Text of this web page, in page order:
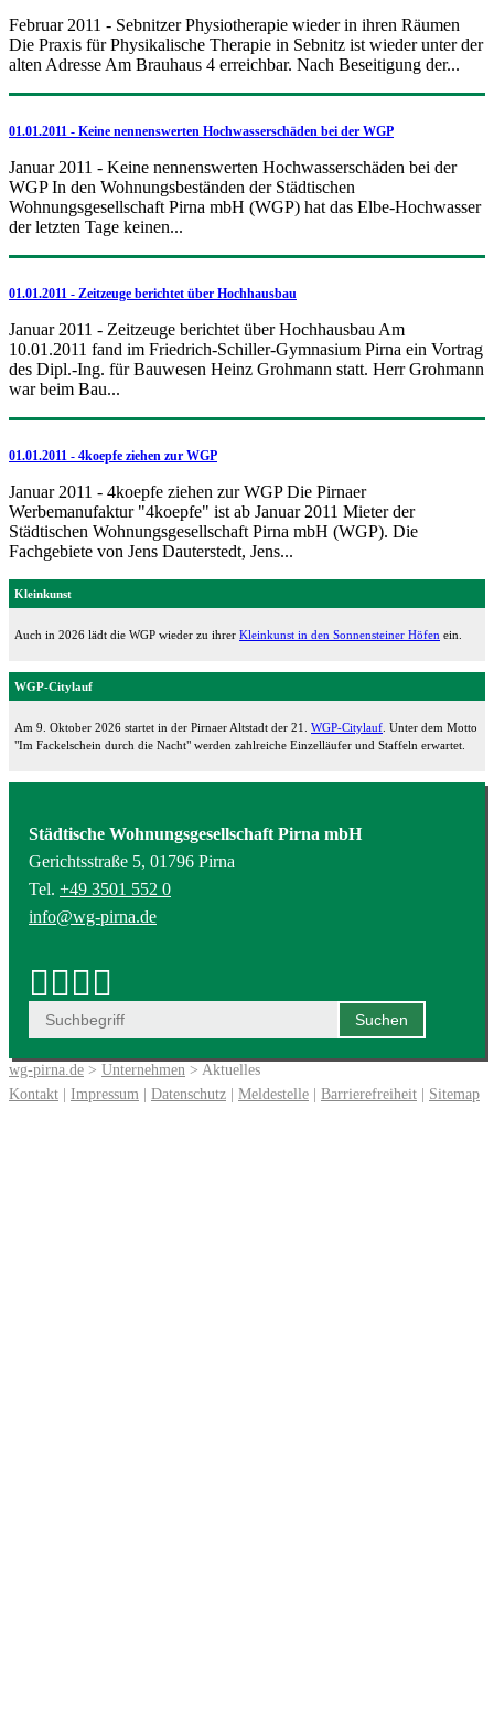
Februar 2011 - Sebnitzer Physiotherapie wieder in ihren Räumen
Die Praxis für Physikalische Therapie in Sebnitz ist wieder unter der
alten Adresse Am Brauhaus 4 erreichbar. Nach Beseitigung der...
01.01.2011 - Keine nennenswerten Hochwasserschäden bei der WGP
Januar 2011 - Keine nennenswerten Hochwasserschäden bei der
WGP In den Wohnungsbeständen der Städtischen
Wohnungsgesellschaft Pirna mbH (WGP) hat das Elbe-Hochwasser
der letzten Tage keinen...
01.01.2011 - Zeitzeuge berichtet über Hochhausbau
Januar 2011 - Zeitzeuge berichtet über Hochhausbau Am
10.01.2011 fand im Friedrich-Schiller-Gymnasium Pirna ein Vortrag
des Dipl.-Ing. für Bauwesen Heinz Grohmann statt. Herr Grohmann
war beim Bau...
01.01.2011 - 4koepfe ziehen zur WGP
Januar 2011 - 4koepfe ziehen zur WGP Die Pirnaer
Werbemanufaktur "4koepfe" ist ab Januar 2011 Mieter der
Städtischen Wohnungsgesellschaft Pirna mbH (WGP). Die
Fachgebiete von Jens Dauterstedt, Jens...
Kleinkunst
Auch in 2026 lädt die WGP wieder zu ihrer Kleinkunst in den Sonnensteiner Höfen ein.
WGP-Citylauf
Am 9. Oktober 2026 startet in der Pirnaer Altstadt der 21. WGP-Citylauf . Unter dem Motto
"Im Fackelschein durch die Nacht" werden zahlreiche Einzelläufer und Staffeln erwartet.
Städtische Wohnungsgesellschaft Pirna mbH
Gerichtsstraße 5, 01796 Pirna
Tel. +49 3501 552 0
info@wg-pirna.de
wg-pirna.de > Unternehmen > Aktuelles
Kontakt
Impressum Datenschutz Meldestelle Barrierefreiheit Sitemap